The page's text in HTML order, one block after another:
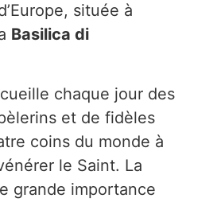
située à
Basilica di
chaque jour des
et de fidèles
coins du monde à
le Saint. La
grande importance